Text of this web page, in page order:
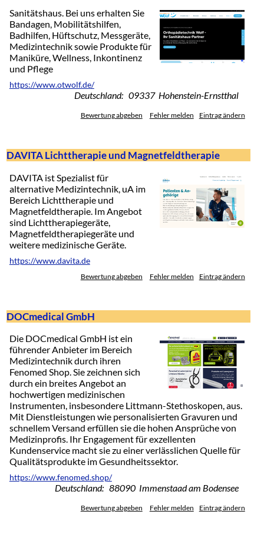
Sanitätshaus. Bei uns erhalten Sie
Bandagen, Mobilitätshilfen,
Badhilfen, Hüftschutz, Messgeräte,
Medizintechnik sowie Produkte für
Maniküre, Wellness, Inkontinenz
und Pflege
https://www.otwolf.de/
Deutschland: 09337 Hohenstein-Ernstthal
Bewertung abgeben Fehler melden Eintrag ändern
DAVITA Lichttherapie und Magnetfeldtherapie
DAVITA ist Spezialist für
alternative Medizintechnik, uA im
Bereich Lichttherapie und
Magnetfeldtherapie. Im Angebot
sind Lichttherapiegeräte,
Magnetfeldtherapiegeräte und
weitere medizinische Geräte.
https://www.davita.de
Bewertung abgeben Fehler melden Eintrag ändern
DOCmedical GmbH
Die DOCmedical GmbH ist ein
führender Anbieter im Bereich
Medizintechnik durch ihren
Fenomed Shop. Sie zeichnen sich
durch ein breites Angebot an
hochwertigen medizinischen
Instrumenten, insbesondere Littmann-Stethoskopen, aus.
Mit Dienstleistungen wie personalisierten Gravuren und
schnellem Versand erfüllen sie die hohen Ansprüche von
Medizinprofis. Ihr Engagement für exzellenten
Kundenservice macht sie zu einer verlässlichen Quelle für
Qualitätsprodukte im Gesundheitssektor.
https://www.fenomed.shop/
Deutschland: 88090 Immenstaad am Bodensee
Bewertung abgeben Fehler melden Eintrag ändern